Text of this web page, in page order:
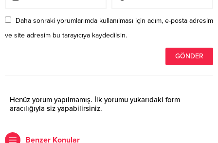
Daha sonraki yorumlarımda kullanılması için adım, e-posta adresim
ve site adresim bu tarayıcıya kaydedilsin.
Henüz yorum yapılmamış. İlk yorumu yukarıdaki form
aracılığıyla siz yapabilirsiniz.
Benzer Konular